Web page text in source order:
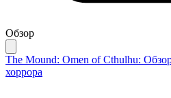
Обзор
The Mound: Omen of Cthulhu:
хоррора